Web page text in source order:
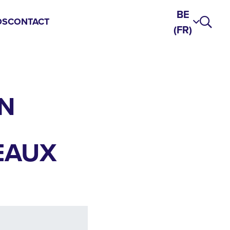
CONTACT
BE
(FR)